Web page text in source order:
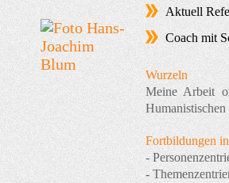
Aktuell
Coach mit
Wurzeln
Meine Arbeit
Fortbildungen in
-
-